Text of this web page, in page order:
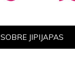
SOBRE JIPIJAPAS